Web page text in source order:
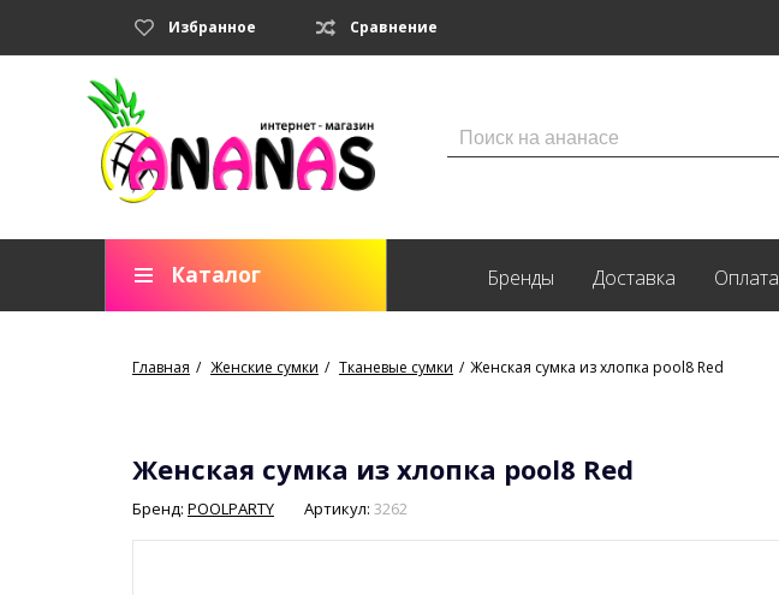
Избранное Сравнение
Бренды Доставка Оплата
Каталог
Главная Женские сумки Тканевые сумки Женская сумка из хлопка pool8 Red
Женская сумка из хлопка pool8 Red
Бренд: POOLPARTY Артикул: 3262